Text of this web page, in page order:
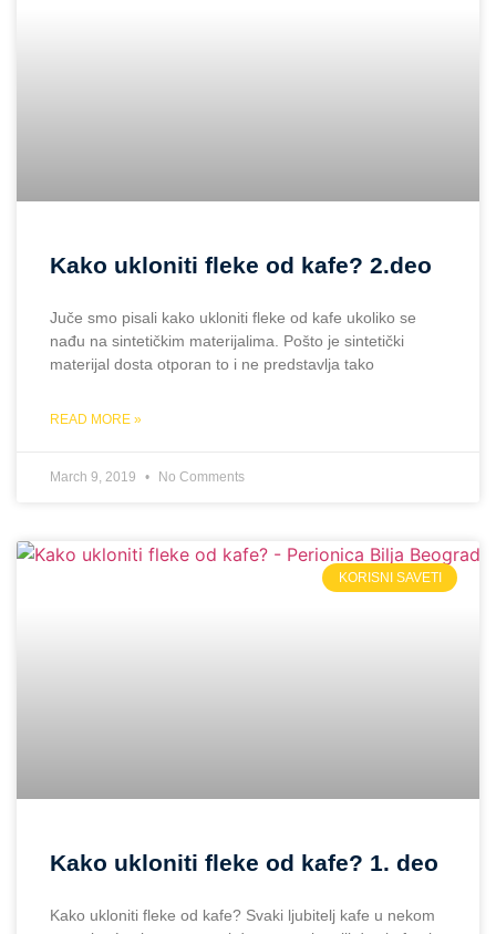
Kako ukloniti fleke od kafe? 2.deo
Juče smo pisali kako ukloniti fleke od kafe ukoliko se
nađu na sintetičkim materijalima. Pošto je sintetički
materijal dosta otporan to i ne predstavlja tako
READ MORE »
March 9, 2019 No Comments
KORISNI SAVETI
Kako ukloniti fleke od kafe? 1. deo
Kako ukloniti fleke od kafe? Svaki ljubitelj kafe u nekom